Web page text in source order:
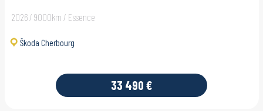
2026 / 9000km / Essence
Škoda Cherbourg
33 490 €